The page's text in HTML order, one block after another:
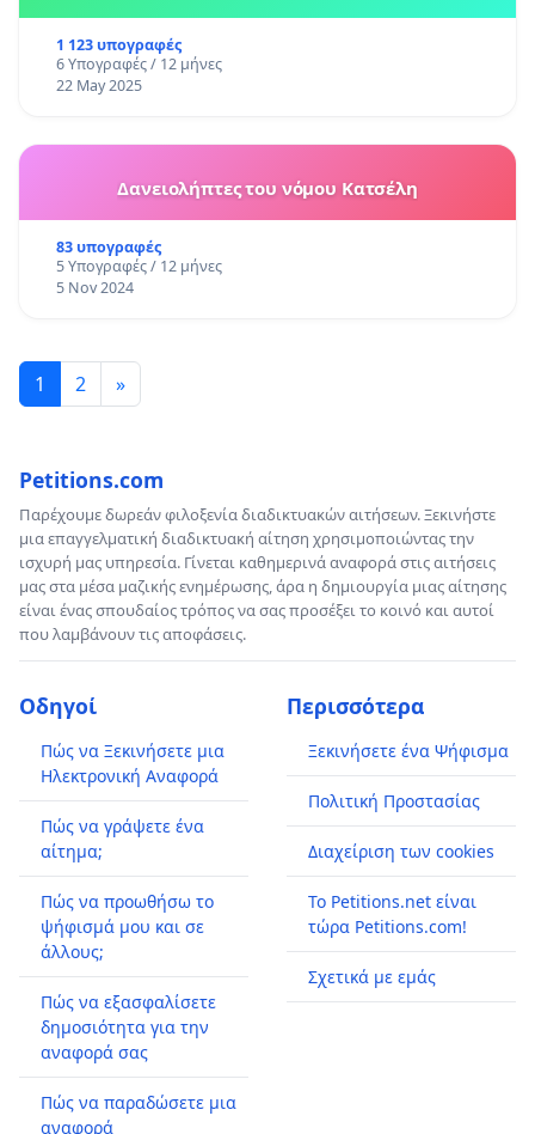
1 123 υπογραφές
6 Υπογραφές / 12 μήνες
22 May 2025
Δανειολήπτες του νόμου Κατσέλη
83 υπογραφές
5 Υπογραφές / 12 μήνες
5 Nov 2024
1 2 »
Petitions.com
Παρέχουμε δωρεάν φιλοξενία διαδικτυακών αιτήσεων. Ξεκινήστε
μια επαγγελματική διαδικτυακή αίτηση χρησιμοποιώντας την
ισχυρή μας υπηρεσία. Γίνεται καθημερινά αναφορά στις αιτήσεις
μας στα μέσα μαζικής ενημέρωσης, άρα η δημιουργία μιας αίτησης
είναι ένας σπουδαίος τρόπος να σας προσέξει το κοινό και αυτοί
που λαμβάνουν τις αποφάσεις.
Οδηγοί
Πώς να Ξεκινήσετε μια
Ηλεκτρονική Αναφορά
Πώς να γράψετε ένα
αίτημα;
Πώς να προωθήσω το
ψήφισμά μου και σε
άλλους;
Πώς να εξασφαλίσετε
δημοσιότητα για την
αναφορά σας
Πώς να παραδώσετε μια
αναφορά
Περισσότερα
Ξεκινήσετε ένα Ψήφισμα
Πολιτική Προστασίας
Διαχείριση των cookies
Το Petitions.net είναι
τώρα Petitions.com!
Σχετικά με εμάς